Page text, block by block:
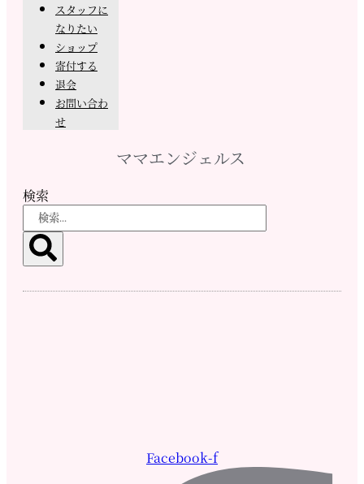
スタッフに
なりたい
ショップ
寄付する
退会
お問い合わ
せ
ママエンジェルス
検索
Facebook-f